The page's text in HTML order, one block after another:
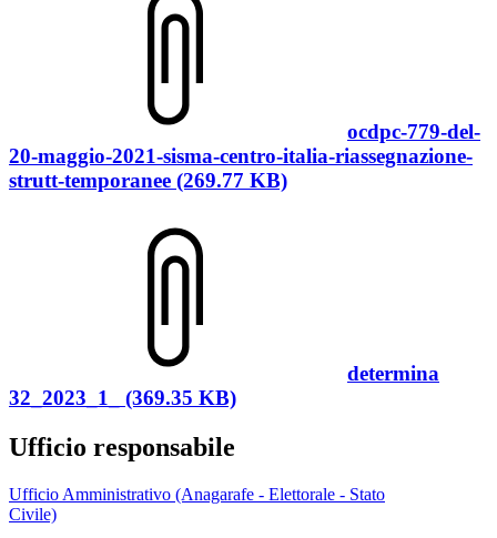
ocdpc-779-del-
20-maggio-2021-sisma-centro-italia-riassegnazione-
strutt-temporanee (269.77 KB)
determina
32_2023_1_ (369.35 KB)
Ufficio responsabile
Ufficio Amministrativo (Anagarafe - Elettorale - Stato
Civile)